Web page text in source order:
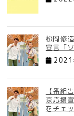
松岡修
宣言「
2021
【番組
京応援
をチェ